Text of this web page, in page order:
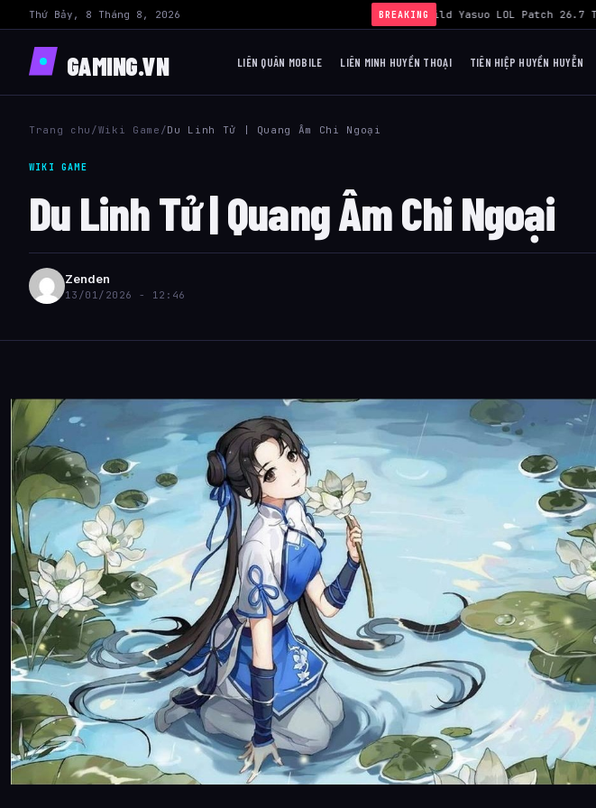
Thứ Bảy, 8 Tháng 8, 2026 BREAKING
› Build Yasuo LOL Patch 26.7
GAMING.VN LIÊN QUÂN MOBILE LIÊN MINH HUYỀN THOẠI TIÊN HIỆP HUYỀN HUYỄN
Trang chu /Wiki Game /Du Linh Tử | Quang Âm Chi Ngoại
WIKI GAME
Du Linh Tử | Quang Âm Chi Ngoại
Zenden
13/01/2026 - 12:46